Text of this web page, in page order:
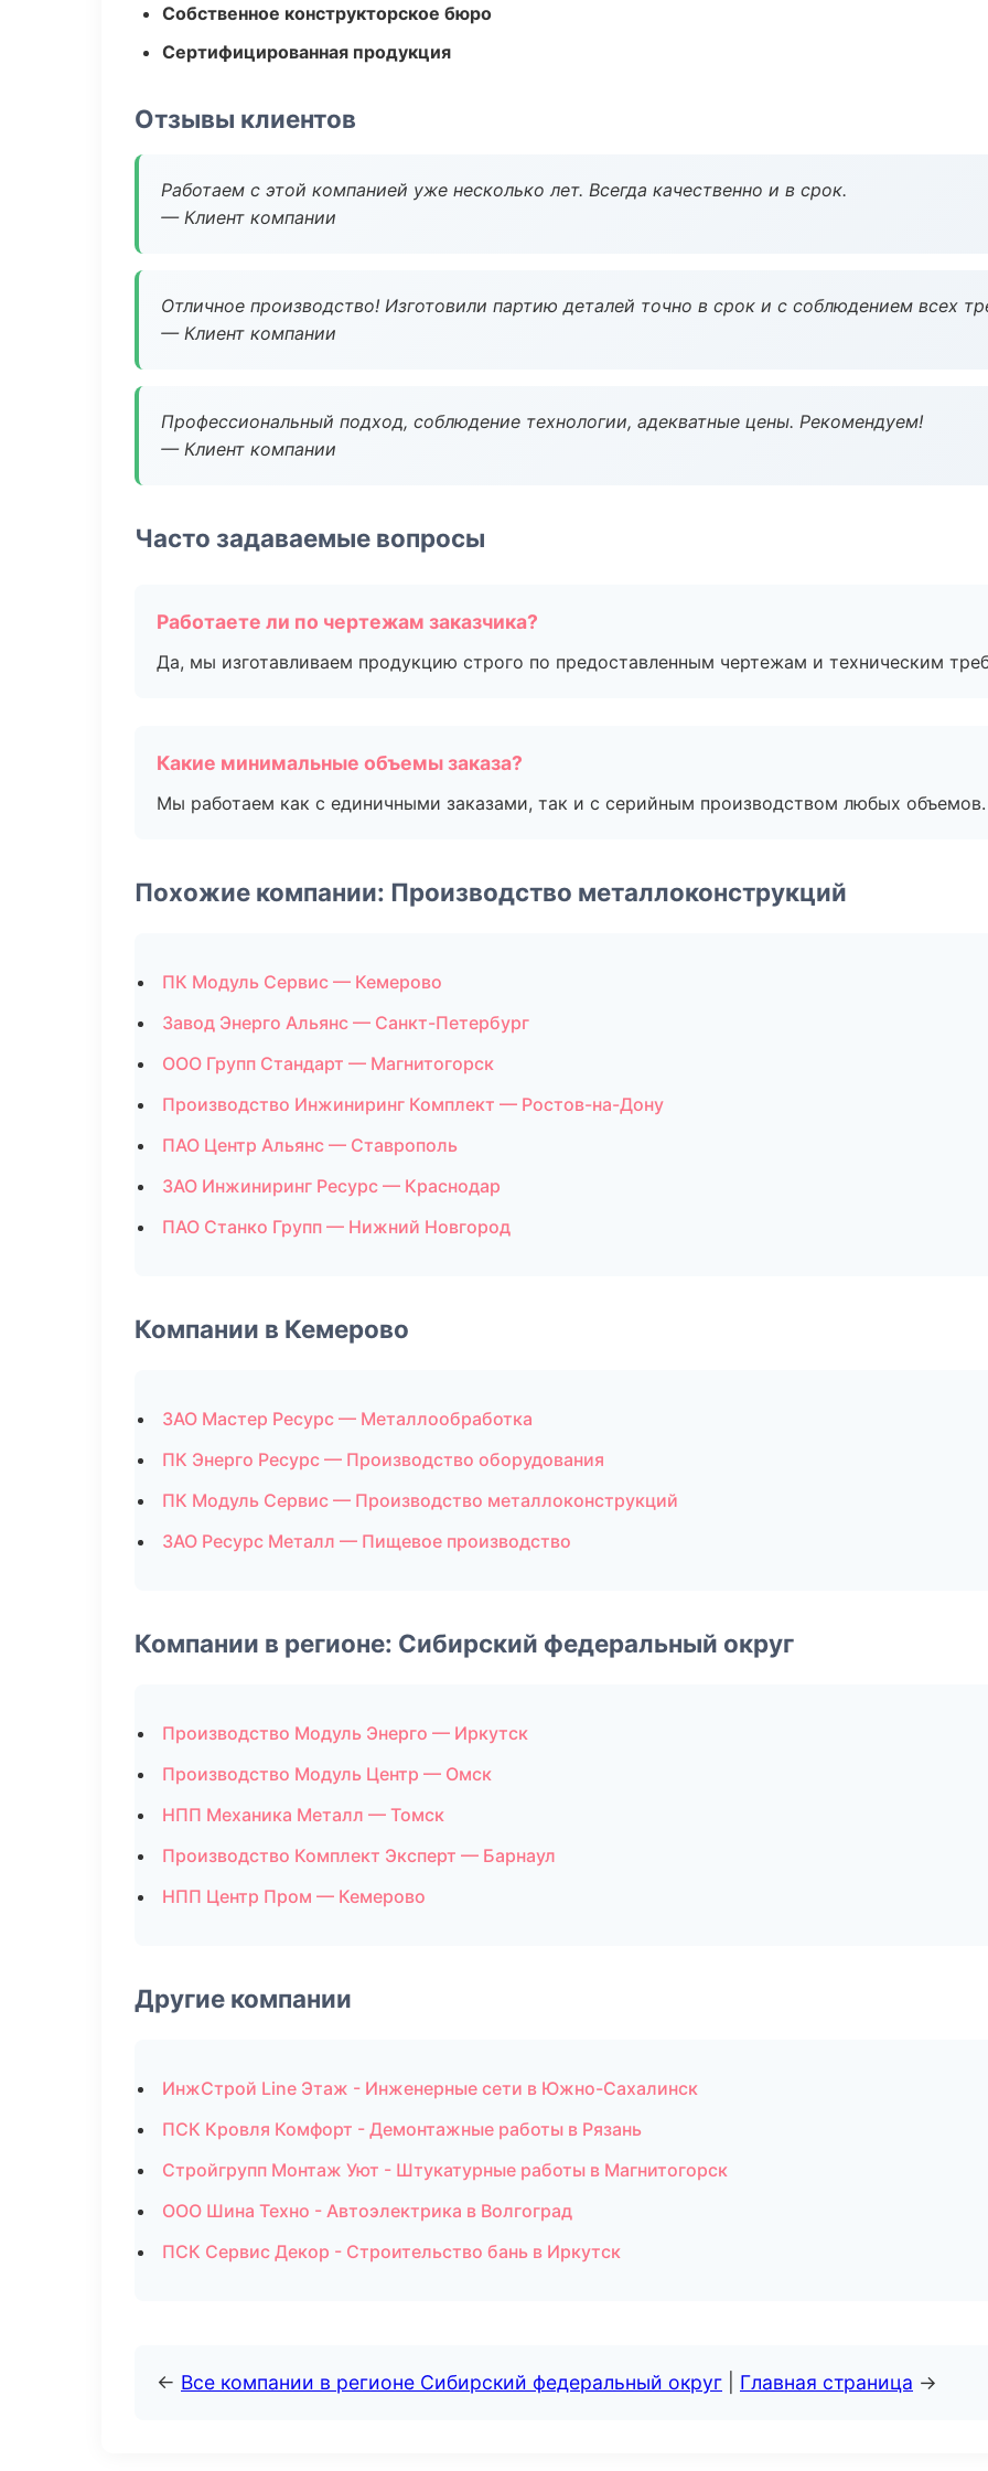
Собственное конструкторское бюро
Сертифицированная продукция
Отзывы клиентов
Работаем с этой компанией уже несколько лет. Всегда качественно и в срок.
— Клиент компании
Отличное производство! Изготовили партию деталей точно в срок и с соблюдением всех
— Клиент компании
Профессиональный подход, соблюдение технологии, адекватные цены. Рекомендуем!
— Клиент компании
Часто задаваемые вопросы
Работаете ли по чертежам заказчика?
Да, мы изготавливаем продукцию строго по предоставленным чертежам и техническим
Какие минимальные объемы заказа?
Мы работаем как с единичными заказами, так и с серийным производством любых объемов.
Похожие компании: Производство металлоконструкций
ПК Модуль Сервис — Кемерово
Завод Энерго Альянс — Санкт-Петербург
ООО Групп Стандарт — Магнитогорск
Производство Инжиниринг Комплект — Ростов-на-Дону
ПАО Центр Альянс — Ставрополь
ЗАО Инжиниринг Ресурс — Краснодар
ПАО Станко Групп — Нижний Новгород
Компании в Кемерово
ЗАО Мастер Ресурс — Металлообработка
ПК Энерго Ресурс — Производство оборудования
ПК Модуль Сервис — Производство металлоконструкций
ЗАО Ресурс Металл — Пищевое производство
Компании в регионе: Сибирский федеральный округ
Производство Модуль Энерго — Иркутск
Производство Модуль Центр — Омск
НПП Механика Металл — Томск
Производство Комплект Эксперт — Барнаул
НПП Центр Пром — Кемерово
Другие компании
ИнжСтрой Line Этаж - Инженерные сети в Южно-Сахалинск
ПСК Кровля Комфорт - Демонтажные работы в Рязань
Стройгрупп Монтаж Уют - Штукатурные работы в Магнитогорск
ООО Шина Техно - Автоэлектрика в Волгоград
ПСК Сервис Декор - Строительство бань в Иркутск
← Все компании в регионе Сибирский федеральный округ Главная страница →